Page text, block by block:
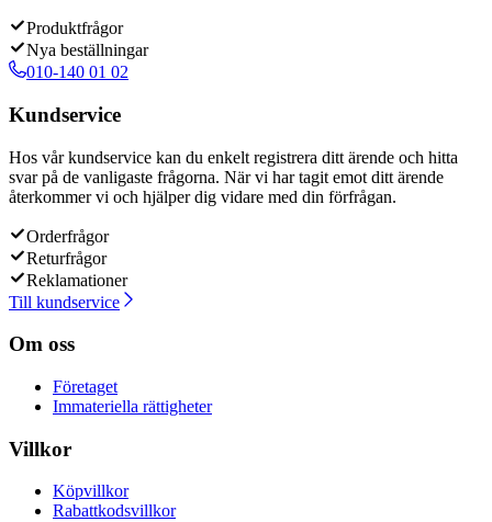
Produktfrågor
Nya beställningar
010-140 01 02
Kundservice
Hos vår kundservice kan du enkelt registrera ditt ärende och hitta
svar på de vanligaste frågorna. När vi har tagit emot ditt ärende
återkommer vi och hjälper dig vidare med din förfrågan.
Orderfrågor
Returfrågor
Reklamationer
Till kundservice
Om oss
Företaget
Immateriella rättigheter
Villkor
Köpvillkor
Rabattkodsvillkor